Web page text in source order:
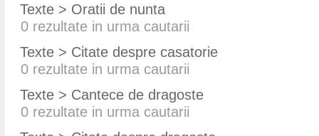
Texte > Oratii de nunta
0 rezultate in urma cautarii
Texte > Citate despre casatorie
0 rezultate in urma cautarii
Texte > Cantece de dragoste
0 rezultate in urma cautarii